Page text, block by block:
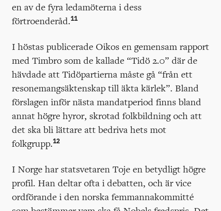
en av de fyra ledamöterna i dess
förtroenderåd.11
I höstas publicerade Oikos en gemensam rapport
med Timbro som de kallade “Tidö 2.0” där de
hävdade att Tidöpartierna måste gå “från ett
resonemangsäktenskap till äkta kärlek”. Bland
förslagen inför nästa mandatperiod finns bland
annat högre hyror, skrotad folkbildning och att
det ska bli lättare att bedriva hets mot
folkgrupp.12
I Norge har statsvetaren Toje en betydligt högre
profil. Han deltar ofta i debatten, och är vice
ordförande i den norska femmannakommitté